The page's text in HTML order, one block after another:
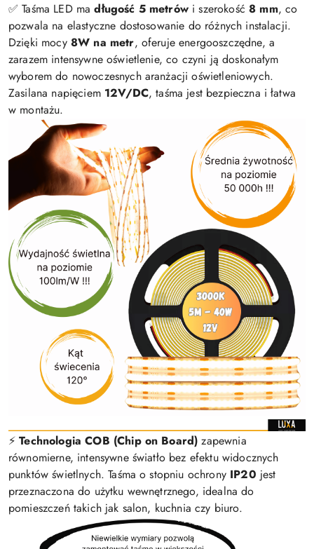
✅ Taśma LED madługość 5 metrówi szerokość8 mm, co
pozwala na elastyczne dostosowanie do różnych instalacji.
Dzięki mocy 8W na metr, oferuje energooszczędne, a
zarazem intensywne oświetlenie, co czyni ją doskonałym
wyborem do nowoczesnych aranżacji oświetleniowych.
Zasilana napięciem 12V/DC, taśma jest bezpieczna i łatwa
w montażu.
⚡️Technologia COB (Chip on Board) zapewnia
równomierne, intensywne światło bez efektu widocznych
punktów świetlnych. Taśma o stopniu ochrony IP20 jest
przeznaczona do użytku wewnętrznego, idealna do
pomieszczeń takich jak salon, kuchnia czy biuro.